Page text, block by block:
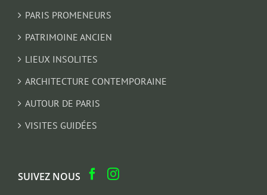
PARIS PROMENEURS
PATRIMOINE ANCIEN
LIEUX INSOLITES
ARCHITECTURE CONTEMPORAINE
AUTOUR DE PARIS
VISITES GUIDÉES
SUIVEZ NOUS